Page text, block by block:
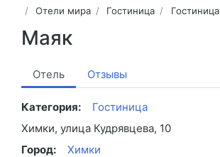
Отели мира Гостиница Гостиница
Маяк
Отель Отзывы
Категория:
Гостиница
Химки, улица Кудрявцева, 10
Город:
Химки